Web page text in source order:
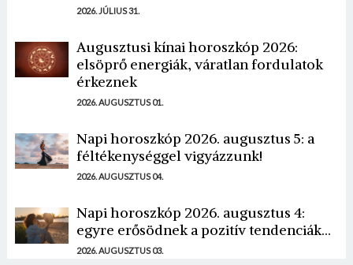
2026. JÚLIUS 31.
Augusztusi kínai horoszkóp 2026:
elsöprő energiák, váratlan fordulatok
érkeznek
2026. AUGUSZTUS 01.
Napi horoszkóp 2026. augusztus 5: a
féltékenységgel vigyázzunk!
2026. AUGUSZTUS 04.
Napi horoszkóp 2026. augusztus 4:
egyre erősödnek a pozitív tendenciák...
2026. AUGUSZTUS 03.